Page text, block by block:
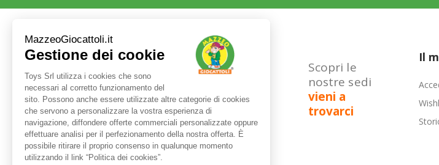
Servizio clienti
TEL: +39 3480437875
Scopri le
nostre sedi
vieni a
trovarci
Il